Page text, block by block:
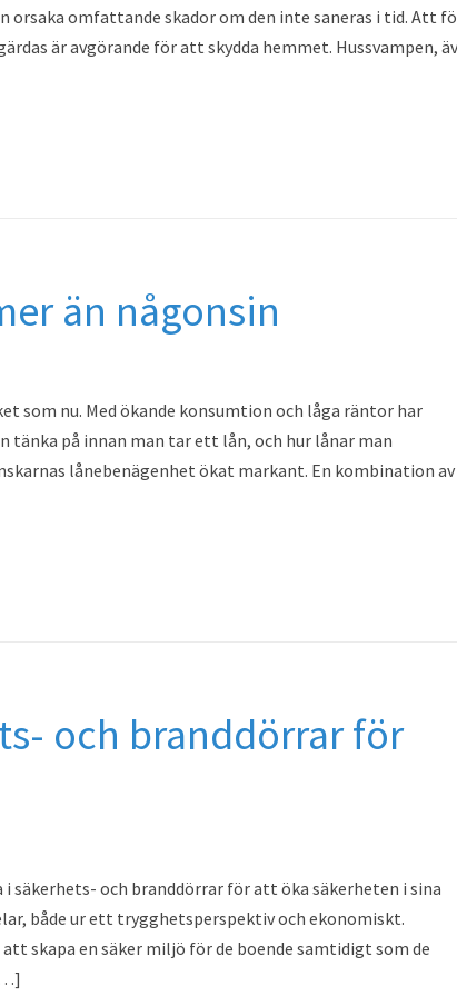
orsaka omfattande skador om den inte saneras i tid. Att
är avgörande för att skydda hemmet. Hussvampen,
än någonsin
som nu. Med ökande konsumtion och låga räntor har
tänka på innan man tar ett lån, och hur lånar man
lånebenägenhet ökat markant. En kombination
och branddörrar för
och branddörrar för att öka säkerheten i sina
både ur ett trygghetsperspektiv och ekonomiskt.
skapa en säker miljö för de boende samtidigt som de